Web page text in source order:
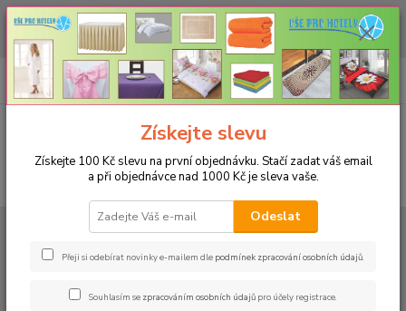
CHCETE NAKOUPIT VĚTŠÍ MNOŽSTVÍ NAŠICH PRODUKTŮ ZA LEPŠÍ
CENU? Klikněte ZDE
CZK
+420 773 794 023
Pondělí-pátek 9-16 hodin
0ks
za0 Kč
UBRUSY
Teflonové ubrusy jednobarevné s vodoodpudivou úpravou
Teflonový ubrus kulatý 140cm -
Získejte slevu
Získejte 100 Kč slevu na první objednávku. Stačí zadat váš email
a při objednávce nad 1000 Kč je sleva vaše.
Odeslat
Přeji si odebírat novinky e-mailem dle podmínek zpracování osobních údajů.
Souhlasím se zpracováním osobních údajů pro účely registrace.